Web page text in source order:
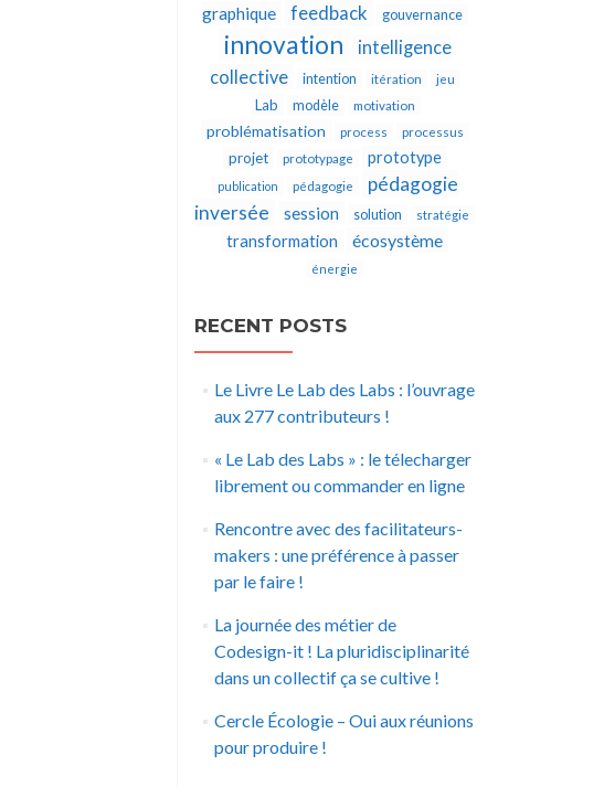
graphique
feedback gouvernance
innovation
intelligence
collective
intention itération jeu
Lab modèle motivation
problématisation process processus
projet prototypage prototype
publication pédagogie
pédagogie
inversée
session solution stratégie
transformation écosystème
énergie
RECENT POSTS
Le Livre Le Lab des Labs : l’ouvrage
aux 277 contributeurs !
« Le Lab des Labs » : le télecharger
librement ou commander en ligne
Rencontre avec des facilitateurs-
makers : une préférence à passer
par le faire !
La journée des métier de
Codesign-it ! La pluridisciplinarité
dans un collectif ça se cultive !
Cercle Écologie – Oui aux réunions
pour produire !